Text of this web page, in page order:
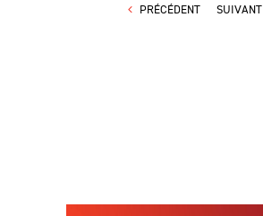
PRÉCÉDENT SUIVANT